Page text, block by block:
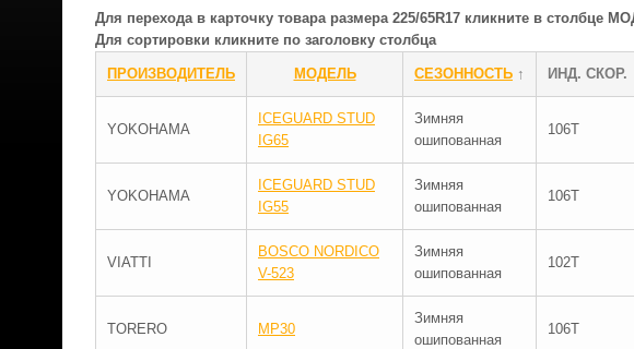
Для перехода в карточку товара размера 225/65R17 кликните в столбце
Для сортировки кликните по заголовку столбца
ПРОИЗВОДИТЕЛЬ МОДЕЛЬ СЕЗОННОСТЬ ↑ ИНД. СКОР.
YOKOHAMA
ICEGUARD STUD
IG65
Зимняя
ошипованная
106T
YOKOHAMA
ICEGUARD STUD
IG55
Зимняя
ошипованная
106T
VIATTI
BOSCO NORDICO
V-523
Зимняя
ошипованная
102T
TORERO MP30
Зимняя
ошипованная
106T